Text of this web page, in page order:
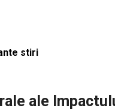
stiri
ale